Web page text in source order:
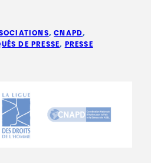
, CNAPD
DE PRESSE, PRESSE